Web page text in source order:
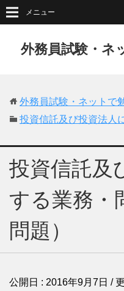
外務員試験・ネ
メニュー
外務員試験・ネットで
投資信託及び投資法人
投資信託及
する業務・
問題）
公開日 : 2016年9月7日 /